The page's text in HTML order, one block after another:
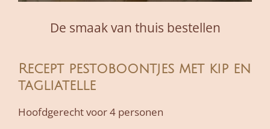
De smaak van thuis bestellen
Recept pestoboontjes met kip en
tagliatelle
Hoofdgerecht voor 4 personen